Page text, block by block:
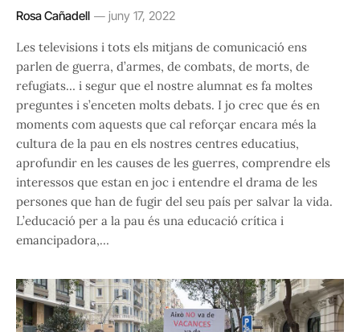
Rosa Cañadell juny 17, 2022
Les televisions i tots els mitjans de comunicació ens
parlen de guerra, d’armes, de combats, de morts, de
refugiats… i segur que el nostre alumnat es fa moltes
preguntes i s’enceten molts debats. I jo crec que és en
moments com aquests que cal reforçar encara més la
cultura de la pau en els nostres centres educatius,
aprofundir en les causes de les guerres, comprendre els
interessos que estan en joc i entendre el drama de les
persones que han de fugir del seu país per salvar la vida.
L’educació per a la pau és una educació crítica i
emancipadora,…